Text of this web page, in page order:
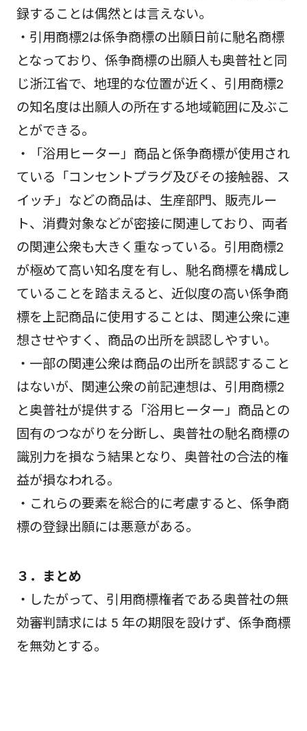
録することは偶然とは言えない。
・引用商標2は係争商標の出願日前に馳名商標
となっており、係争商標の出願人も奥普社と同
じ浙江省で、地理的な位置が近く、引用商標2
の知名度は出願人の所在する地域範囲に及ぶこ
とができる。
・「浴用ヒーター」商品と係争商標が使用され
ている「コンセントプラグ及びその接触器、ス
イッチ」などの商品は、生産部門、販売ルー
ト、消費対象などが密接に関連しており、両者
の関連公衆も大きく重なっている。引用商標2
が極めて高い知名度を有し、馳名商標を構成し
ていることを踏まえると、近似度の高い係争商
標を上記商品に使用することは、関連公衆に連
想させやすく、商品の出所を誤認しやすい。
・一部の関連公衆は商品の出所を誤認すること
はないが、関連公衆の前記連想は、引用商標2
と奥普社が提供する「浴用ヒーター」商品との
固有のつながりを分断し、奥普社の馳名商標の
識別力を損なう結果となり、奥普社の合法的権
益が損なわれる。
・これらの要素を総合的に考慮すると、係争商
標の登録出願には悪意がある。
３．まとめ
・したがって、引用商標権者である奥普社の無
効審判請求には 5 年の期限を設けず、係争商標
を無効とする。